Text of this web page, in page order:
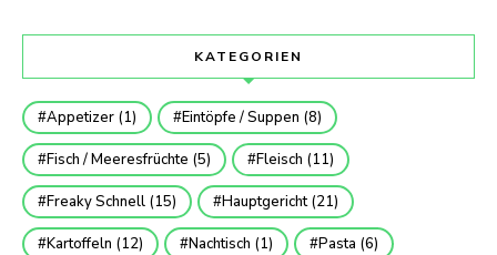
KATEGORIEN
Appetizer (1) Eintöpfe / Suppen (8)
Fisch / Meeresfrüchte (5) Fleisch (11)
Freaky Schnell (15) Hauptgericht(21)
Kartoffeln (12) Nachtisch (1) Pasta (6)